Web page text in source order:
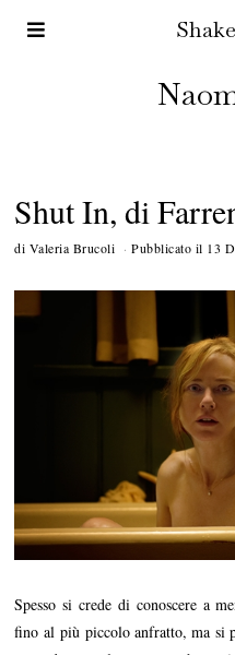
Shut In, di
di Valeria Brucoli Pubblicato il 13
Spesso si crede di conoscere a
fino al più piccolo anfratto, ma si